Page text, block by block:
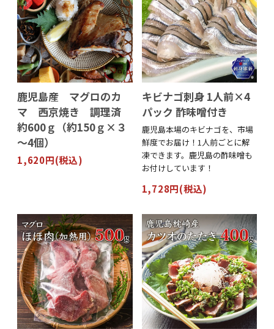
鹿児島産 マグロのカ
マ 西京焼き 調理済
約600ｇ（約150ｇ×３
～4個）
1,620円(税込)
キビナゴ刺身 1人前×4
パック 酢味噌付き
鹿児島本場のキビナゴを、市場
鮮度でお届け！1人前ごとに解
凍できます。鹿児島の酢味噌も
お付けしています！
1,728円(税込)